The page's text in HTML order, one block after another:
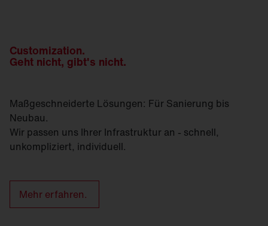
Customization.
Geht nicht, gibt's nicht.
Maßgeschneiderte Lösungen: Für Sanierung bis
Neubau.
Wir passen uns Ihrer Infrastruktur an - schnell,
unkompliziert, individuell.
Mehr erfahren.